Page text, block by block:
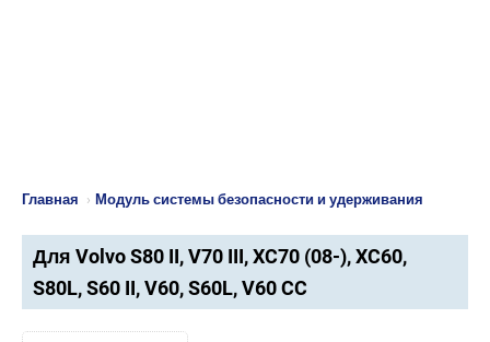
Главная › Модуль системы безопасности и удерживания
Для Volvo S80 II, V70 III, XC70 (08-), XC60,
S80L, S60 II, V60, S60L, V60 CC